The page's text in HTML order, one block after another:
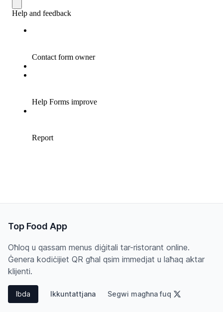
Top Food App
Oħloq u qassam menus diġitali tar-ristorant online.
Ġenera kodiċijiet QR għal qsim immedjat u laħaq aktar
klijenti.
Ibda Ikkuntattjana Segwi magħna fuq